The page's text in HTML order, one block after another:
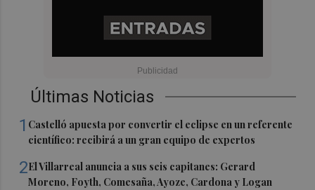
Últimas Noticias
1 Castelló apuesta por convertir el eclipse en un referente
científico: recibirá a un gran equipo de expertos
2El Villarreal anuncia a sus seis capitanes: Gerard
Moreno, Foyth, Comesaña, Ayoze, Cardona y Logan